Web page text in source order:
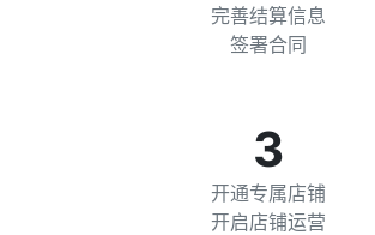
完善结算信息
签署合同
3
开通专属店铺
开启店铺运营